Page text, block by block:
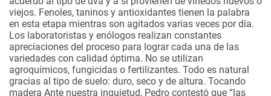
viejos. Fenoles, taninos y antioxidantes tienen la palabra
en esta etapa mientras son agitados varias veces por día.
Los laboratoristas y enólogos realizan constantes
apreciaciones del proceso para lograr cada una de las
variedades con calidad óptima. No se utilizan
agroquímicos, fungicidas o fertilizantes. Todo es natural
gracias al tipo de suelo: duro, seco y de altura. Tocando
madera Ante nuestra inquietud, Pedro contestó que “las